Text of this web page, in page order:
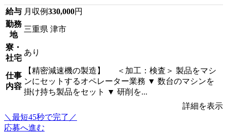
給与 月収例330,000円
勤務
地
三重県 津市
寮・
社宅
あり
仕事
内容
【精密減速機の製造】 ＜加工：検査＞ 製品をマシ
ンにセットするオペレーター業務 ▼ 数台のマシンを
掛け持ち製品をセット ▼ 研削を...
詳細を表示
＼最短45秒で完了／
応募へ進む